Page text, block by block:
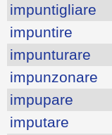
impuntigliare
impuntire
impunturare
impunzonare
impupare
imputare